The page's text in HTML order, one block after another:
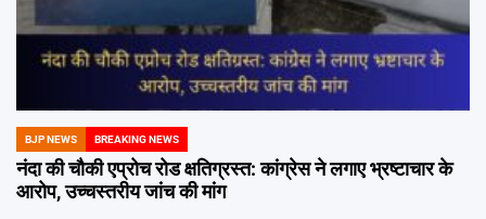
POSTED
IN
BJP NEWS BREAKING NEWS
नंदा की चौकी एप्रोच रोड क्षतिग्रस्त: कांग्रेस ने लगाए भ्रष्टाचार के
आरोप, उच्चस्तरीय जांच की मांग